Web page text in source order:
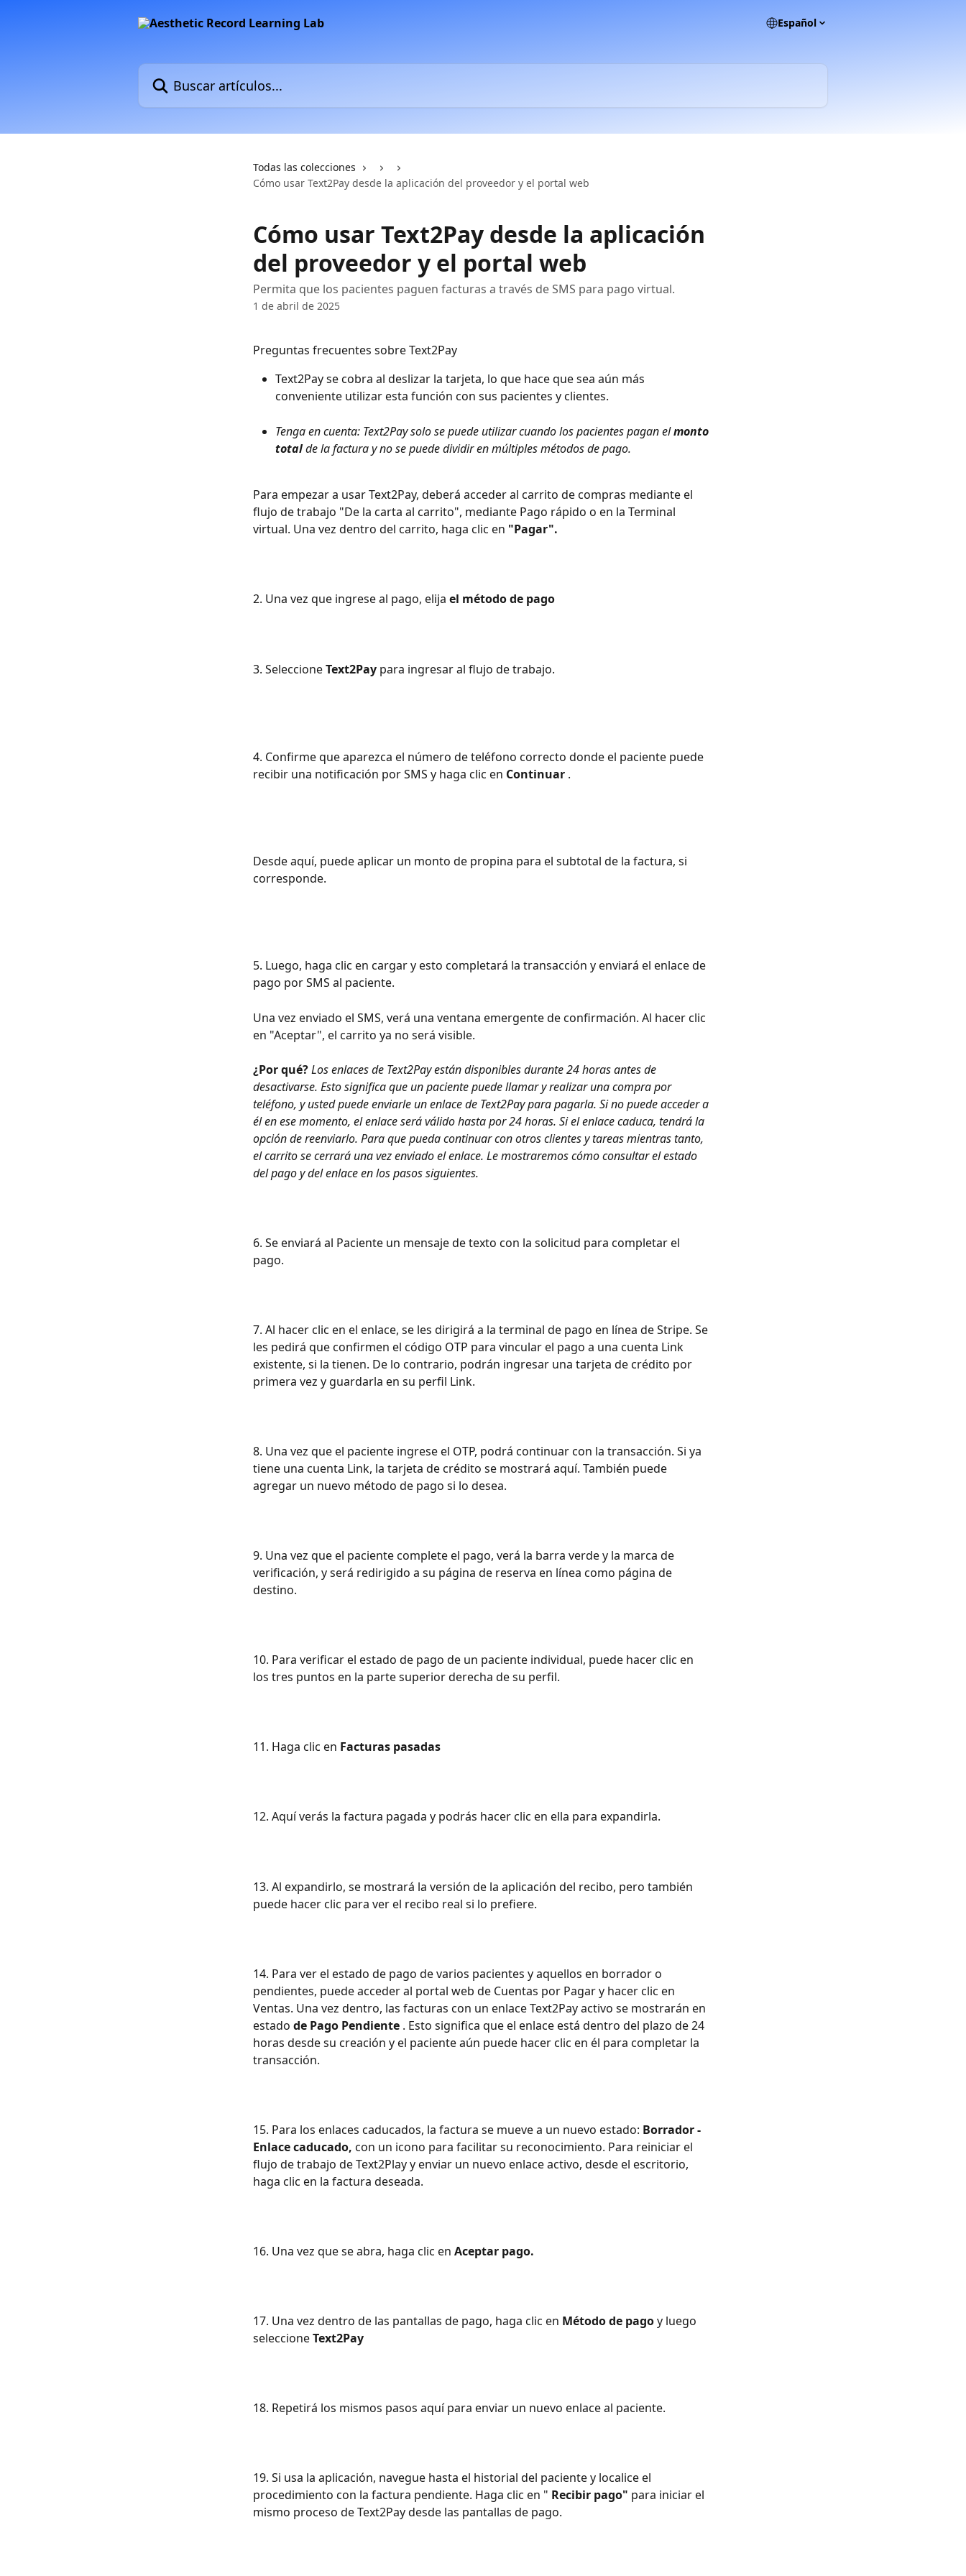
Español
Buscar artículos...
Todas las colecciones
Cómo usar Text2Pay desde la aplicación del proveedor y el portal web
Cómo usar Text2Pay desde la aplicación
del proveedor y el portal web
Permita que los pacientes paguen facturas a través de SMS para pago virtual.
1 de abril de 2025
Preguntas frecuentes sobre Text2Pay
Text2Pay se cobra al deslizar la tarjeta, lo que hace que sea aún más
conveniente utilizar esta función con sus pacientes y clientes.
Tenga en cuenta: Text2Pay solo se puede utilizar cuando los pacientes pagan el monto
total de la factura y no se puede dividir en múltiples métodos de pago.
Para empezar a usar Text2Pay, deberá acceder al carrito de compras mediante el
flujo de trabajo "De la carta al carrito", mediante Pago rápido o en la Terminal
virtual. Una vez dentro del carrito, haga clic en "Pagar".
2. Una vez que ingrese al pago, elija el método de pago
3. Seleccione Text2Pay para ingresar al flujo de trabajo.
4. Confirme que aparezca el número de teléfono correcto donde el paciente puede
recibir una notificación por SMS y haga clic en Continuar .
Desde aquí, puede aplicar un monto de propina para el subtotal de la factura, si
corresponde.
5. Luego, haga clic en cargar y esto completará la transacción y enviará el enlace de
pago por SMS al paciente.
Una vez enviado el SMS, verá una ventana emergente de confirmación. Al hacer clic
en "Aceptar", el carrito ya no será visible.
¿Por qué? Los enlaces de Text2Pay están disponibles durante 24 horas antes de
desactivarse. Esto significa que un paciente puede llamar y realizar una compra por
teléfono, y usted puede enviarle un enlace de Text2Pay para pagarla. Si no puede acceder a
él en ese momento, el enlace será válido hasta por 24 horas. Si el enlace caduca, tendrá la
opción de reenviarlo. Para que pueda continuar con otros clientes y tareas mientras tanto,
el carrito se cerrará una vez enviado el enlace. Le mostraremos cómo consultar el estado
del pago y del enlace en los pasos siguientes.
6. Se enviará al Paciente un mensaje de texto con la solicitud para completar el
pago.
7. Al hacer clic en el enlace, se les dirigirá a la terminal de pago en línea de Stripe. Se
les pedirá que confirmen el código OTP para vincular el pago a una cuenta Link
existente, si la tienen. De lo contrario, podrán ingresar una tarjeta de crédito por
primera vez y guardarla en su perfil Link.
8. Una vez que el paciente ingrese el OTP, podrá continuar con la transacción. Si ya
tiene una cuenta Link, la tarjeta de crédito se mostrará aquí. También puede
agregar un nuevo método de pago si lo desea.
9. Una vez que el paciente complete el pago, verá la barra verde y la marca de
verificación, y será redirigido a su página de reserva en línea como página de
destino.
10. Para verificar el estado de pago de un paciente individual, puede hacer clic en
los tres puntos en la parte superior derecha de su perfil.
11. Haga clic en Facturas pasadas
12. Aquí verás la factura pagada y podrás hacer clic en ella para expandirla.
13. Al expandirlo, se mostrará la versión de la aplicación del recibo, pero también
puede hacer clic para ver el recibo real si lo prefiere.
14. Para ver el estado de pago de varios pacientes y aquellos en borrador o
pendientes, puede acceder al portal web de Cuentas por Pagar y hacer clic en
Ventas. Una vez dentro, las facturas con un enlace Text2Pay activo se mostrarán en
estado de Pago Pendiente . Esto significa que el enlace está dentro del plazo de 24
horas desde su creación y el paciente aún puede hacer clic en él para completar la
transacción.
15. Para los enlaces caducados, la factura se mueve a un nuevo estado: Borrador -
Enlace caducado, con un icono para facilitar su reconocimiento. Para reiniciar el
flujo de trabajo de Text2Play y enviar un nuevo enlace activo, desde el escritorio,
haga clic en la factura deseada.
16. Una vez que se abra, haga clic en Aceptar pago.
17. Una vez dentro de las pantallas de pago, haga clic en Método de pago y luego
seleccione Text2Pay
18. Repetirá los mismos pasos aquí para enviar un nuevo enlace al paciente.
19. Si usa la aplicación, navegue hasta el historial del paciente y localice el
procedimiento con la factura pendiente. Haga clic en " Recibir pago" para iniciar el
mismo proceso de Text2Pay desde las pantallas de pago.